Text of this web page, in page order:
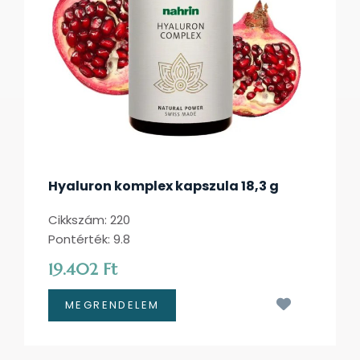
Hyaluron komplex kapszula 18,3 g
Cikkszám: 220
Pontérték: 9.8
19.402 Ft